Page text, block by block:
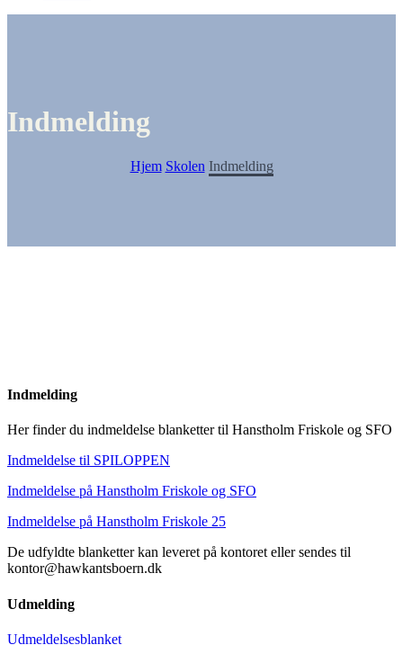
Indmelding
Hjem Skolen Indmelding
Indmelding
Her finder du indmeldelse blanketter til Hanstholm Friskole og SFO
Indmeldelse til SPILOPPEN
Indmeldelse på Hanstholm Friskole og SFO
Indmeldelse på Hanstholm Friskole 25
De udfyldte blanketter kan leveret på kontoret eller sendes til
kontor@hawkantsboern.dk
Udmelding
Udmeldelsesblanket